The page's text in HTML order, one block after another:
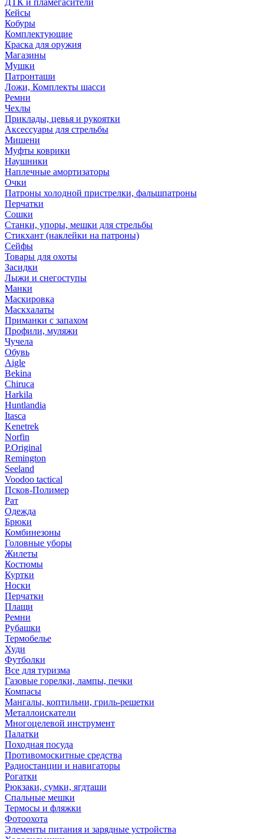
ДТК и пламегасители
Кейсы
Кобуры
Комплектующие
Краска для оружия
Магазины
Мушки
Патронташи
Ложи, Комплекты шасси
Ремни
Чехлы
Приклады, цевья и рукоятки
Аксессуары для стрельбы
Мишени
Муфты коврики
Наушники
Наплечные амортизаторы
Очки
Патроны холодной пристрелки, фальшпатроны
Перчатки
Сошки
Станки, упоры, мешки для стрельбы
Стикхант (наклейки на патроны)
Сейфы
Товары для охоты
Засидки
Лыжи и снегоступы
Манки
Маскировка
Маскхалаты
Приманки с запахом
Профили, муляжи
Чучела
Обувь
Aigle
Bekina
Chiruсa
Harkila
Huntlandia
Itasca
Kenetrek
Norfin
P.Original
Remington
Seeland
Voodoo tactical
Псков-Полимер
Рат
Одежда
Брюки
Комбинезоны
Головные уборы
Жилеты
Костюмы
Куртки
Носки
Перчатки
Плащи
Ремни
Рубашки
Термобелье
Худи
Футболки
Все для туризма
Газовые горелки, лампы, печки
Компасы
Мангалы, коптильни, гриль-решетки
Металлоискатели
Многоцелевой инструмент
Палатки
Походная посуда
Противомоскитные средства
Радиостанции и навигаторы
Рогатки
Рюкзаки, сумки, ягдташи
Спальные мешки
Термосы и фляжки
Фотоохота
Элементы питания и зарядные устройства